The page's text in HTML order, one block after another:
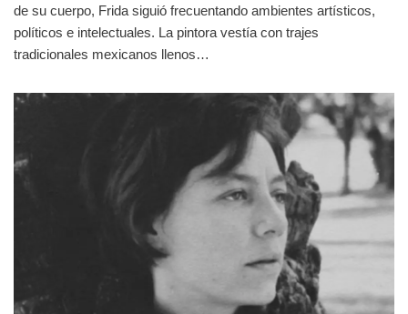
de su cuerpo, Frida siguió frecuentando ambientes artísticos,
políticos e intelectuales. La pintora vestía con trajes
tradicionales mexicanos llenos…